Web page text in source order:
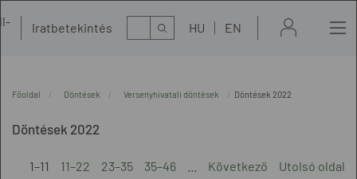
Iratbetekintés Kereső HU EN
Főoldal Döntések Versenyhivatali döntések Döntések 2022
Döntések 2022
1–11 11–22 23–35 35–46 Következő Utolsó oldal